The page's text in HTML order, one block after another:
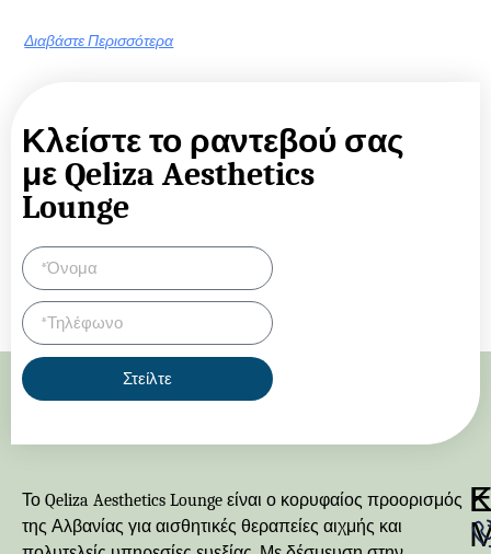
Διαβάστε Περισσότερα
Κλείστε το ραντεβού σας
με Qeliza Aesthetics
Lounge
Στείλτε
Το Qeliza Aesthetics Lounge είναι ο κορυφαίος προορισμός
της Αλβανίας για αισθητικές θεραπείες αιχμής και